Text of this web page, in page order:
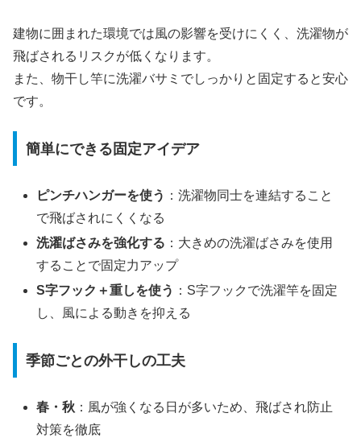
建物に囲まれた環境では風の影響を受けにくく、洗濯物が
飛ばされるリスクが低くなります。
また、物干し竿に洗濯バサミでしっかりと固定すると安心
です。
簡単にできる固定アイデア
ピンチハンガーを使う ：洗濯物同士を連結すること
で飛ばされにくくなる
洗濯ばさみを強化する ：大きめの洗濯ばさみを使用
することで固定力アップ
S字フック＋重しを使う ：S字フックで洗濯竿を固定
し、風による動きを抑える
季節ごとの外干しの工夫
春・秋 ：風が強くなる日が多いため、飛ばされ防止
対策を徹底